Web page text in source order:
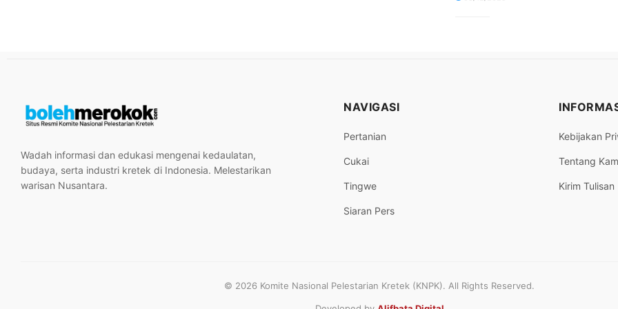
Wadah informasi dan edukasi mengenai kedaulatan,
budaya, serta industri kretek di Indonesia. Melestarikan
warisan Nusantara.
NAVIGASI
Pertanian
Cukai
Tingwe
Siaran Pers
Kebijakan
Tentang
Kirim Tulisan
© 2026 Komite Nasional Pelestarian Kretek (KNPK). All Rights Reserved.